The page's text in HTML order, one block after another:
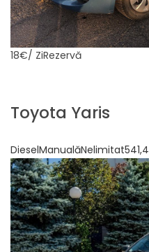
18€/ ZiRezervă
Toyota Yaris
DieselManualăNelimitat541,4